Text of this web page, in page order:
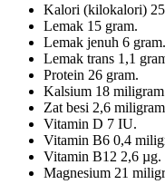
Kalori (kilokalori)
Lemak 15 gram.
Lemak jenuh 6 gram.
Lemak trans 1,1
Protein 26 gram.
Kalsium 18
Zat besi 2,6
Vitamin D 7 IU.
Vitamin B6 0,4
Vitamin B12 2,6 µg.
Magnesium 21